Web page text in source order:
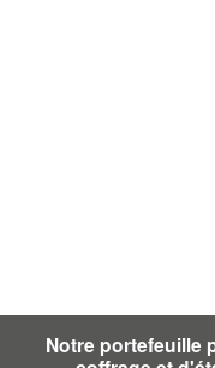
Notre portefeuille